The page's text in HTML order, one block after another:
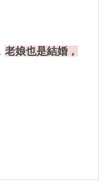
老娘也是結婚，